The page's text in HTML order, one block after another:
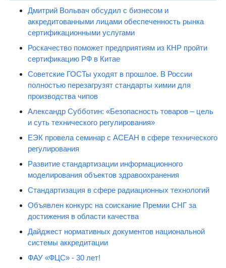
Дмитрий Вольвач обсудил с бизнесом и
аккредитованными лицами обеспеченность рынка
сертификационными услугами
Роскачество поможет предприятиям из КНР пройти
сертификацию РФ в Китае
Советские ГОСТы уходят в прошлое. В России
полностью перезагрузят стандарты химии для
производства чипов
Александр Субботин: «Безопасность товаров – цель
и суть технического регулирования»
ЕЭК провела семинар с АСЕАН в сфере технического
регулирования
Развитие стандартизации информационного
моделирования объектов здравоохранения
Стандартизация в сфере радиационных технологий
Объявлен конкурс на соискание Премии СНГ за
достижения в области качества
Дайджест нормативных документов национальной
системы аккредитации
ФАУ «ФЦС» - 30 лет!